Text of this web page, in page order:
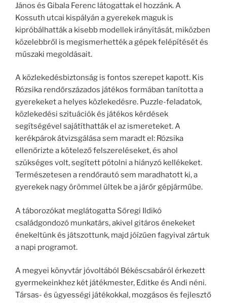
János és Gibala Ferenc látogattak el hozzánk. A
Kossuth utcai kispályán a gyerekek maguk is
kipróbálhatták a kisebb modellek irányítását, miközben
közelebbről is megismerhették a gépek felépítését és
műszaki megoldásait.
A közlekedésbiztonság is fontos szerepet kapott. Kis
Rózsika rendőrszázados játékos formában tanította a
gyerekeket a helyes közlekedésre. Puzzle-feladatok,
közlekedési szituációk és játékos kérdések
segítségével sajátíthatták el az ismereteket. A
kerékpárok átvizsgálása sem maradt el: Rózsika
ellenőrizte a kötelező felszereléseket, és ahol
szükséges volt, segített pótolni a hiányzó kellékeket.
Természetesen a rendőrautó sem maradhatott ki, a
gyerekek nagy örömmel ültek be a járőr gépjárműbe.
A táborozókat meglátogatta Sőregi Ildikó
családgondozó munkatárs, akivel gitáros énekeket
énekeltünk és játszottunk, majd jóízűen fagyival zártuk
a napi programot.
A megyei könyvtár jóvoltából Békéscsabáról érkezett
gyermekeinkhez két játékmester, Editke és Andi néni.
Társas- és ügyességi játékokkal, mozgásos és fejlesztő